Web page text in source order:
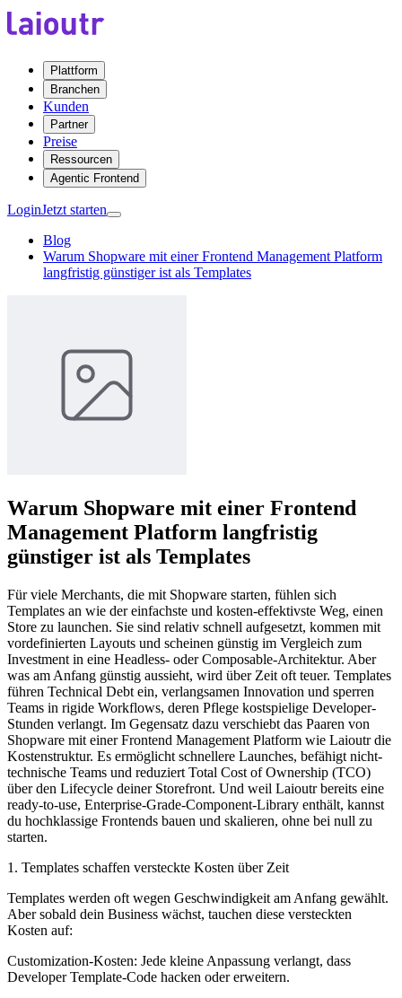
Plattform
Branchen
Kunden
Partner
Preise
Ressourcen
Agentic Frontend
LoginJetzt starten
Blog
Warum Shopware mit einer Frontend Management Platform
langfristig günstiger ist als Templates
Warum Shopware mit einer Frontend
Management Platform langfristig
günstiger ist als Templates
Für viele Merchants, die mit Shopware starten, fühlen sich
Templates an wie der einfachste und kosten-effektivste Weg, einen
Store zu launchen. Sie sind relativ schnell aufgesetzt, kommen mit
vordefinierten Layouts und scheinen günstig im Vergleich zum
Investment in eine Headless- oder Composable-Architektur. Aber
was am Anfang günstig aussieht, wird über Zeit oft teuer. Templates
führen Technical Debt ein, verlangsamen Innovation und sperren
Teams in rigide Workflows, deren Pflege kostspielige Developer-
Stunden verlangt. Im Gegensatz dazu verschiebt das Paaren von
Shopware mit einer Frontend Management Platform wie Laioutr die
Kostenstruktur. Es ermöglicht schnellere Launches, befähigt nicht-
technische Teams und reduziert Total Cost of Ownership (TCO)
über den Lifecycle deiner Storefront. Und weil Laioutr bereits eine
ready-to-use, Enterprise-Grade-Component-Library enthält, kannst
du hochklassige Frontends bauen und skalieren, ohne bei null zu
starten.
1. Templates schaffen versteckte Kosten über Zeit
Templates werden oft wegen Geschwindigkeit am Anfang gewählt.
Aber sobald dein Business wächst, tauchen diese versteckten
Kosten auf:
Customization-Kosten: Jede kleine Anpassung verlangt, dass
Developer Template-Code hacken oder erweitern.